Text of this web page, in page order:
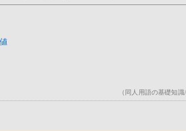
（同人用語の基礎知